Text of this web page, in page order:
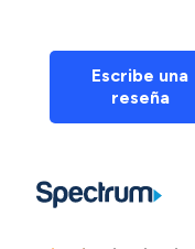
Escribe una
reseña